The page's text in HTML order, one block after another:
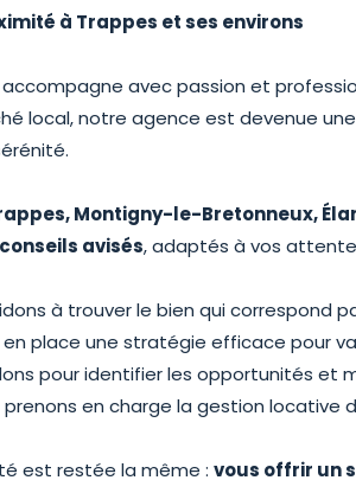
à Trappes et ses environs
accompagne avec passion et
local, notre agence est devenue
Montigny-le-Bretonneux,
conseils avisés, adaptés à vos
à trouver le bien qui
place une stratégie efficace pour
pour identifier les opportunités et
prenons en charge la gestion locative
est restée la même : vous offrir un